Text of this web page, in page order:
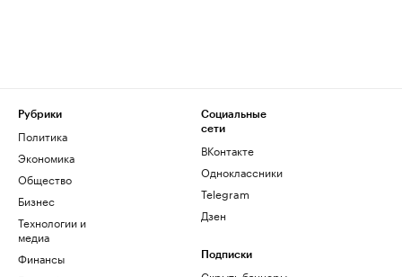
Рубрики
Политика
Экономика
Общество
Бизнес
Технологии и
медиа
Финансы
Социальные
сети
ВКонтакте
Одноклассники
Telegram
Дзен
Подписки